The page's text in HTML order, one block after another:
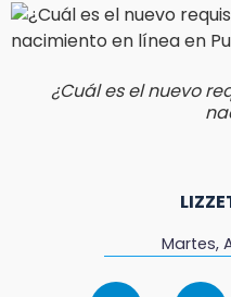
¿Cuál es el nuevo
Martes,